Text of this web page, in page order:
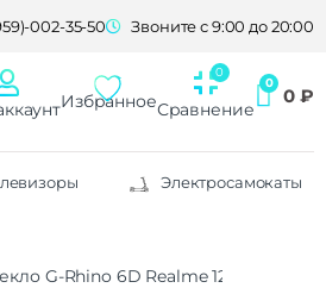
002-35-50 Звоните с 9:00 до 20:00
ИзбранноеСравнение
0 ₽
Электросамокаты
G-Rhino 6D Realme 12 5G/13 5G